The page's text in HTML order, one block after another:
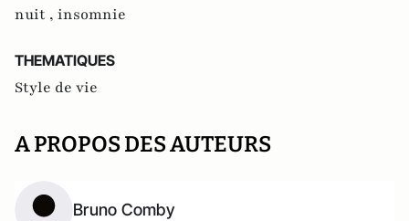
nuit , insomnie
THEMATIQUES
Style de vie
A PROPOS DES AUTEURS
Bruno Comby